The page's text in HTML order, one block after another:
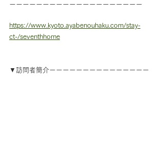
ーーーーーーーーーーーーーーーーーーーー
https://www.kyoto.ayabenouhaku.com/stay-
ct-/seventhhome
▼訪問者簡介ーーーーーーーーーーーーーーー